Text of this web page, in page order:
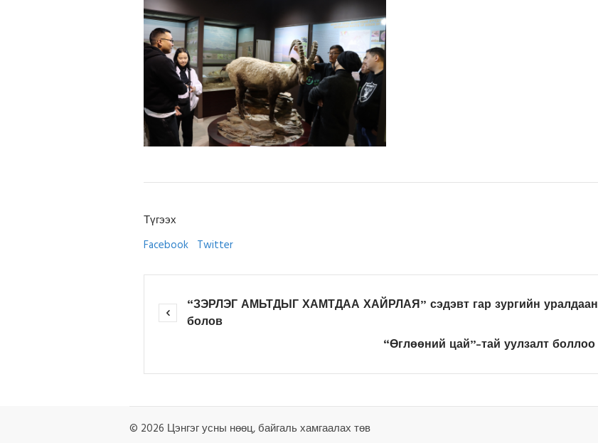
Түгээх
Facebook Twitter
“ЗЭРЛЭГ АМЬТДЫГ ХАМТДАА ХАЙРЛАЯ” сэдэвт гар зургийн уралдаан
болов
“Өглөөний цай”-тай уулзалт боллоо
© 2026 Цэнгэг усны нөөц, байгаль хамгаалах төв